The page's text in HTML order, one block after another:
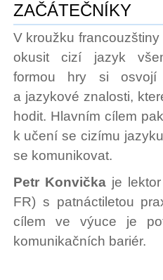
ZAČÁTEČNÍKY
V kroužku
okusit cizí jazyk
formou hry si osvojí
a jazykové znalosti,
hodit. Hlavním cílem
k učení se cizímu
se komunikovat.
Petr Konvičkaje lektor
FR) s patnáctiletou
cílem ve výuce je
komunikačních bariér.